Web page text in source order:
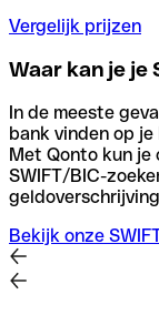
Vergelijk prijzen
Waar kan je je
In de meeste
bank vinden op
Met Qonto kun
SWIFT/BIC-
Bekijk onze